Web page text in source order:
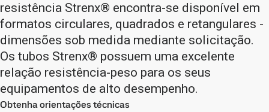
resistência Strenx® encontra-se disponível em
formatos circulares, quadrados e retangulares -
dimensões sob medida mediante solicitação.
Os tubos Strenx® possuem uma excelente
relação resistência-peso para os seus
equipamentos de alto desempenho.
Obtenha orientações técnicas